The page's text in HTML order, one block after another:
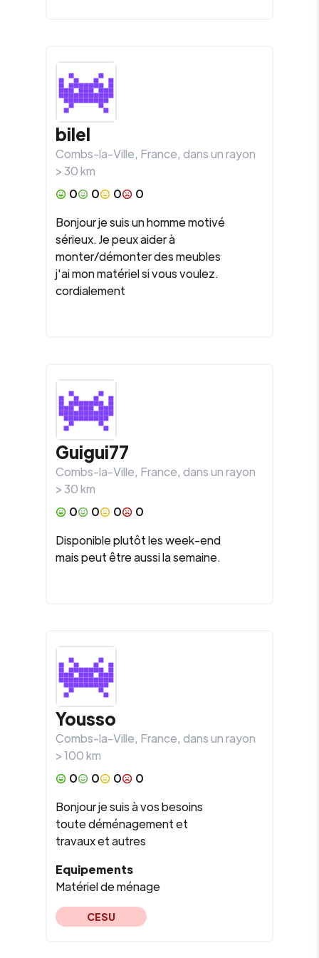
bilel
Combs-la-Ville, France, dans un rayon
>30km
0
0 0
0
Bonjour je suis un homme motivé
sérieux. Je peux aider à
monter/démonter des meubles
j'ai mon matériel si vous voulez.
cordialement
Guigui77
Combs-la-Ville, France, dans un rayon
>30km
0
0 0
0
Disponible plutôt les week-end
mais peut être aussi la semaine.
Yousso
Combs-la-Ville, France, dans un rayon
>100km
0
0 0
0
Bonjour je suis à vos besoins
toute déménagement et
travaux et autres
Equipements
Matériel de ménage
CESU